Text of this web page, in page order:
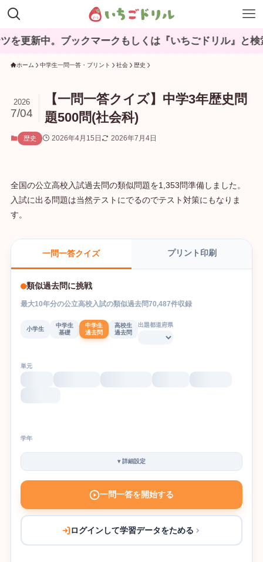
ブックマークもしくは『いちごドリル』と検索してね♪
ホーム 中学生一問一答・プリント 社会 歴史
【一問一答クイズ】中学3年歴史問
題500問(社会科)
2026
7/04
歴史 2026年4月15日 2026年7月4日
全国の公立高校入試過去問の類似問題を1,353問準備しました。
入試に出る問題は当然テストにでるのでテスト対策にもなりま
す。
一問一答クイズ プリント印刷
類似過去問に挑戦
最大10年分の公立高校入試の類似過去問70,487件収録
小学生
中学生
基礎
中学生
過去問
高校生
過去問
出題都道府県
単元
学年
▾詳細設定
一問一答を開始する
ログインして学習データをためる